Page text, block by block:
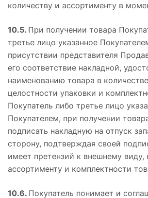
количеству и ассортименту в
10.5. При получении товара
третье лицо указанное
присутствии представителя
его соответствие накладной,
наименованию товара в
целостности упаковки и
Покупатель либо третье лицо
Покупателем, при получении
подписать накладную на отпуск
сторону, подтверждая своей
имеет претензий к внешнему виду,
ассортименту и комплектности
10.6. Покупатель понимает и